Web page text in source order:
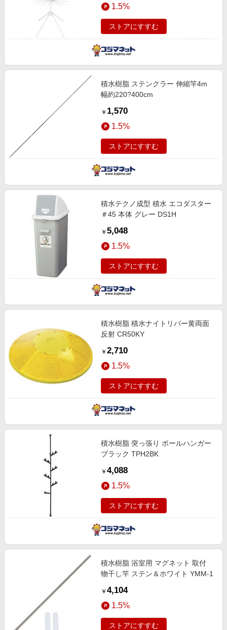
1.5%
ストアにすすむ
積水樹脂 ステンクラー 伸縮竿4m
幅約220?400cm
￥ 1,570
1.5%
ストアにすすむ
積水テクノ成型 積水 エコダスター
＃45 本体 グレー DS1H
￥ 5,048
1.5%
ストアにすすむ
積水樹脂 積水ナイトリバー黄両面
反射 CR50KY
￥ 2,710
1.5%
ストアにすすむ
積水樹脂 突っ張り ポールハンガー
ブラック TPH2BK
￥ 4,088
1.5%
ストアにすすむ
積水樹脂 浴室用 マグネット 取付
物干し竿 ステン＆ホワイト YMM-1
￥ 4,104
1.5%
ストアにすすむ